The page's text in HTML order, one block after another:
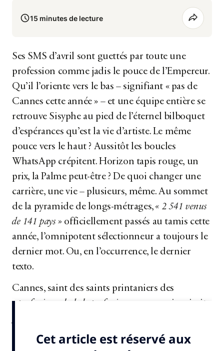
15 minutes de lecture
Ses SMS d’avril sont guettés par toute une
profession comme jadis le pouce de l’Empereur.
Qu’il l’oriente vers le bas – signifiant « pas de
Cannes cette année » –et une équipe entière se
retrouve Sisyphe au pied de l’éternel bilboquet
d’espérances qu’est la vie d’artiste. Le même
pouce vers le haut ? Aussitôt les boucles
WhatsApp crépitent. Horizon tapis rouge, un
prix, la Palme peut-être ? De quoi changer une
carrière, une vie – plusieurs, même. Au sommet
de la pyramide de longs-métrages,« 2 541 venus
de 141 pays » officiellement passés au tamis cette
année, l’omnipotent sélectionneur a toujours le
dernier mot. Ou, en l’occurrence, le dernier
texto.
Cannes, saint des saints printaniers des
« professionnels de la profession »
, comme ironisait